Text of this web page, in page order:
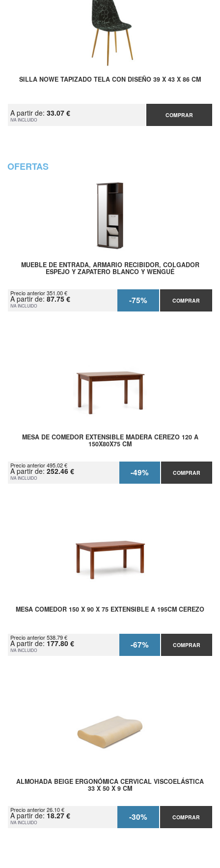
SILLA NOWE TAPIZADO TELA CON DISEÑO 39 X 43 X 86 CM
A partir de: 33.07 €
IVA INCLUIDO
COMPRAR
OFERTAS
MUEBLE DE ENTRADA, ARMARIO RECIBIDOR, COLGADOR
ESPEJO Y ZAPATERO BLANCO Y WENGUÉ
Precio anterior 351.00 €
A partir de: 87.75 €
IVA INCLUIDO -75% COMPRAR
MESA DE COMEDOR EXTENSIBLE MADERA CEREZO 120 A
150X80X75 CM
Precio anterior 495.02 €
A partir de: 252.46 €
IVA INCLUIDO -49% COMPRAR
MESA COMEDOR 150 X 90 X 75 EXTENSIBLE A 195CM CEREZO
Precio anterior 538.79 €
A partir de: 177.80 €
IVA INCLUIDO -67% COMPRAR
ALMOHADA BEIGE ERGONÓMICA CERVICAL VISCOELÁSTICA
33 X 50 X 9 CM
Precio anterior 26.10 €
A partir de: 18.27 €
IVA INCLUIDO -30% COMPRAR